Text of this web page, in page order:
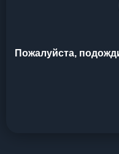
Пожалуйста,